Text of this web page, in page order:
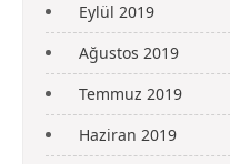
Eylül 2019
Ağustos 2019
Temmuz 2019
Haziran 2019